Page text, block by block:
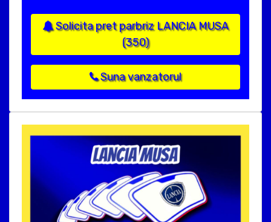
Solicita pret parbriz LANCIA MUSA
(350)
Suna vanzatorul